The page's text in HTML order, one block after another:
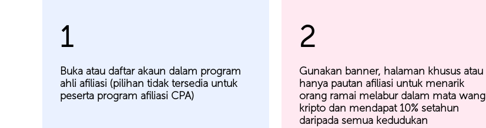
1
Buka atau daftar akaun dalam program
ahli afiliasi (pilihan tidak tersedia untuk
peserta program afiliasi CPA)
2
Gunakan banner, halaman khusus atau
hanya pautan afiliasi untuk menarik
orang ramai melabur dalam mata wang
kripto dan mendapat 10% setahun
daripada semua kedudukan